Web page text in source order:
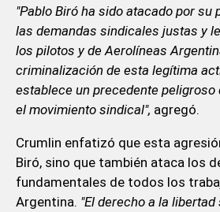
"Pablo Biró ha sido atacado por su
las demandas sindicales justas y
los pilotos y de Aerolíneas
criminalización de esta legítima
establece un precedente peligroso
el movimiento sindical", agregó.
Crumlin enfatizó que esta
Biró, sino que también ataca los
fundamentales de todos los
Argentina. "El derecho a la